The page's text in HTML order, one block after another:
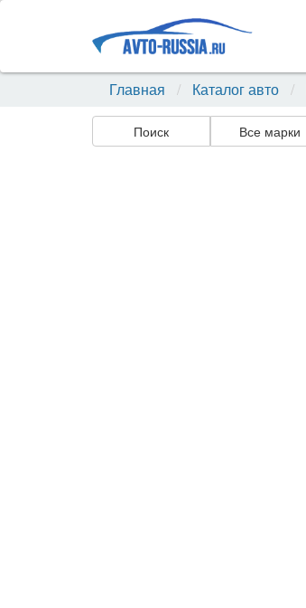
Главная Каталог авто
Поиск Все марки